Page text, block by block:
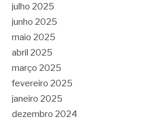
julho 2025
junho 2025
maio 2025
abril 2025
março 2025
fevereiro 2025
janeiro 2025
dezembro 2024